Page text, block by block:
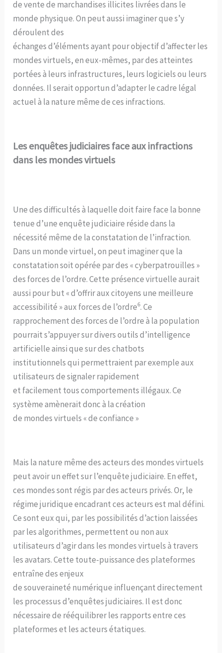
de vente de marchandises illicites livrées dans le
monde physique. On peut aussi imaginer que s’y
déroulent des
échanges d’éléments ayant pour objectif d’affecter les
mondes virtuels, en eux-mêmes, par des atteintes
portées à leurs infrastructures, leurs logiciels ou leurs
données. Il serait opportun d’adapter le cadre légal
actuel à la nature même de ces infractions.
Les enquêtes judiciaires face aux infractions
dans les mondes virtuels
Une des difficultés à laquelle doit faire face la bonne
tenue d’une enquête judiciaire réside dans la
nécessité même de la constatation de l’infraction.
Dans un monde virtuel, on peut imaginer que la
constatation soit opérée par des « cyberpatrouilles »
des forces de l’ordre. Cette présence virtuelle aurait
aussi pour but « d’offrir aux citoyens une meilleure
accessibilité » aux forces de l’ordre6. Ce
rapprochement des forces de l’ordre à la population
pourrait s’appuyer sur divers outils d’intelligence
artificielle ainsi que sur des chatbots
institutionnels qui permettraient par exemple aux
utilisateurs de signaler rapidement
et facilement tous comportements illégaux. Ce
système amènerait donc à la création
de mondes virtuels « de confiance »
Mais la nature même des acteurs des mondes virtuels
peut avoir un effet sur l’enquête judiciaire. En effet,
ces mondes sont régis par des acteurs privés. Or, le
régime juridique encadrant ces acteurs est mal défini.
Ce sont eux qui, par les possibilités d’action laissées
par les algorithmes, permettent ou non aux
utilisateurs d’agir dans les mondes virtuels à travers
les avatars. Cette toute-puissance des plateformes
entraîne des enjeux
de souveraineté numérique influençant directement
les processus d’enquêtes judiciaires. Il est donc
nécessaire de rééquilibrer les rapports entre ces
plateformes et les acteurs étatiques.